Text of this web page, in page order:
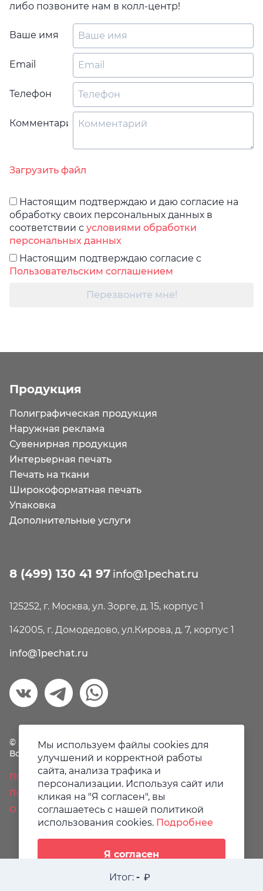
либо позвоните нам в колл-центр!
Ваше имя
Email
Телефон
Комментарий
Загрузить файл
Настоящим подтверждаю и даю согласие на
обработку своих персональных данных в
соответствии с условиями обработки
персональных данных
Настоящим подтверждаю согласие с
Пользовательским соглашением
Перезвоните мне!
Итог: -
Продукция
Полиграфическая продукция
Наружная реклама
Сувенирная продукция
Интерьерная печать
Печать на ткани
Широкоформатная печать
Упаковка
Дополнительные услуги
8 (499) 130 41 97 info@1pechat.ru
125252, г. Москва, ул. Зорге, д. 15, корпус 1
142005, г. Домодедово, ул.Кирова, д. 7, корпус 1
info@1pechat.ru
© Первая печать, 2018-2026
Все права защищены.
Политика конфиденциальности
Пользовательское соглашение
О файлах Cookie
Мы используем файлы cookies для
улучшений и корректной работы
сайта, анализа трафика и
персонализации. Используя сайт или
кликая на "Я согласен", вы
соглашаетесь с нашей политикой
использования cookies. Подробнее
Я согласен